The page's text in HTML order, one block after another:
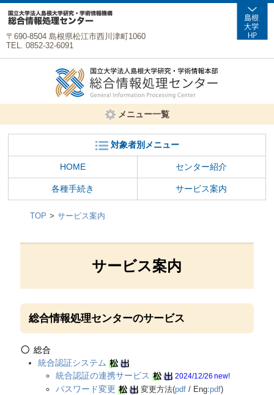
〒690-8504 島根県松江市西川津町1060
TEL. 0852-32-6091
メニュー一覧
対象者別メニュー
HOME センター紹介
各種手続き サービス案内
TOP サービス案内
サービス案内
総合情報処理センターのサービス
総合
統合認証システム
統合認証の連携サービス
2024/12/26 new!
パスワード変更 変更方法(pdf / Eng:pdf)